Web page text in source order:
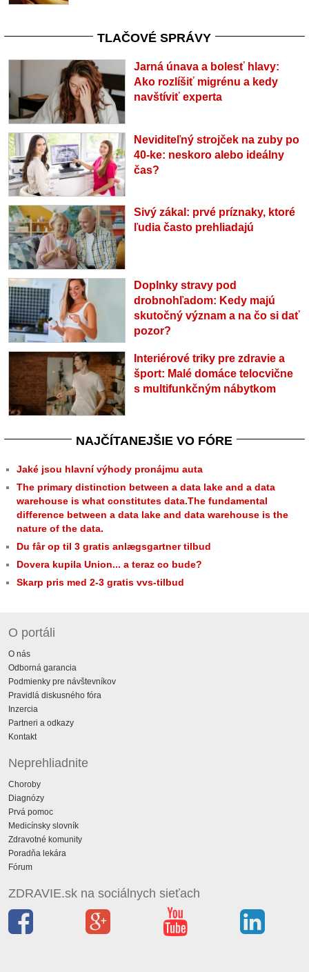
TLAČOVÉ SPRÁVY
Jarná únava a bolesť hlavy:
Ako rozlíšiť migrénu a kedy
navštíviť experta
Neviditeľný strojček na zuby po
40-ke: neskoro alebo ideálny
čas?
Sivý zákal: prvé príznaky, ktoré
ľudia často prehliadajú
Doplnky stravy pod
drobnohľadom: Kedy majú
skutočný význam a na čo si dať
pozor?
Interiérové triky pre zdravie a
šport: Malé domáce telocvične
s multifunkčným nábytkom
NAJČÍTANEJŠIE VO FÓRE
Jaké jsou hlavní výhody pronájmu auta
The primary distinction between a data lake and a data
warehouse is what constitutes data.The fundamental
difference between a data lake and data warehouse is the
nature of the data.
Du får op til 3 gratis anlægsgartner tilbud
Dovera kupila Union... a teraz co bude?
Skarp pris med 2-3 gratis vvs-tilbud
O portáli
O nás
Odborná garancia
Podmienky pre návštevníkov
Pravidlá diskusného fóra
Inzercia
Partneri a odkazy
Kontakt
Neprehliadnite
Choroby
Diagnózy
Prvá pomoc
Medicínsky slovník
Zdravotné komunity
Poradňa lekára
Fórum
ZDRAVIE.sk na sociálnych sieťach